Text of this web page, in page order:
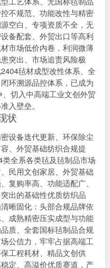
不规范、功能改性与精密
空白、专项资质不全，无
备配套、外贸出口等高利
市场低价内卷，利润微薄
突出、市场追责风险极
毡材成型改性体系、全
环溯源品控体系，已成为
切入中高端工业文创外贸
入壁垒。
状
设备迭代更新、环保除尘
、外贸基础纺织合规提
全系各类毡及毡制品市场
民用文创家居、外贸基础
复购率高、功能适配广、
出的基础性优质纺织品
晰固化：头部合规品牌依
成熟精密压实成型与功能
质、全套国标毡制品合规
公信力，牢牢占据高端工
工程耗材、精品文创供
定、高溢价优质赛道，产